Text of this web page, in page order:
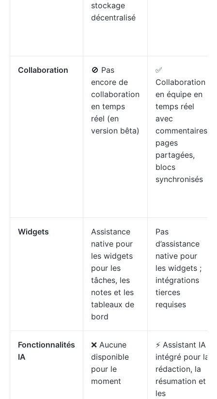
stockage
décentralisé
Collaboration
🚫 Pas
encore de
collaboration
en temps
réel (en
version bêta)
✅
Collaboration
en équipe en
temps réel
avec
commentaires,
pages
partagées,
blocs
synchronisés
Widgets
Assistance
native pour
les widgets
pour les
tâches, les
notes et les
tableaux de
bord
Pas
d’assistance
native pour
les widgets ;
intégrations
tierces
requises
Fonctionnalités
IA
❌ Aucune
disponible
pour le
moment
⚡ Assistant IA
intégré pour la
rédaction, la
résumation et
les